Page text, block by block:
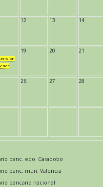
12 13 14
19 20 21
26 27 28
banc. edo. Carabobo
banc. mun. Valencia
bancario nacional